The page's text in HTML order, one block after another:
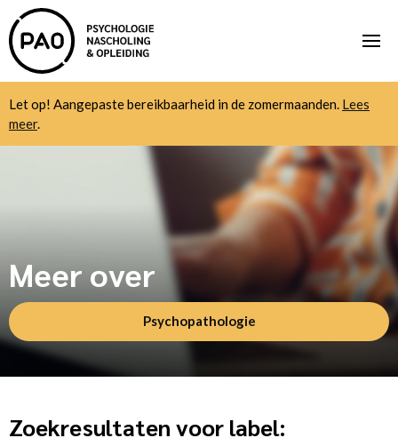
Let op! Aangepaste bereikbaarheid in de zomermaanden. Lees
meer.
Meer over
Psychopathologie
Zoekresultaten voor label: